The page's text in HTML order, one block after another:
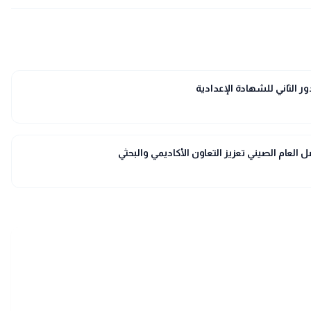
الثاني للشهادة الإعدادية
الصيني تعزيز التعاون الأكاديمي والبحثي